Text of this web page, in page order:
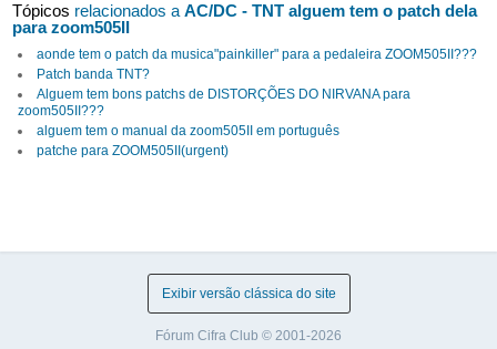
Tópicos relacionados aAC/DC - TNT alguem tem o patch dela
para zoom505II
aonde tem o patch da musica"painkiller" para a pedaleira ZOOM505II???
Patch banda TNT?
Alguem tem bons patchs de DISTORÇÕES DO NIRVANA para
zoom505II???
alguem tem o manual da zoom505II em português
patche para ZOOM505II(urgent)
Exibir versão clássica do site
Fórum Cifra Club © 2001-2026